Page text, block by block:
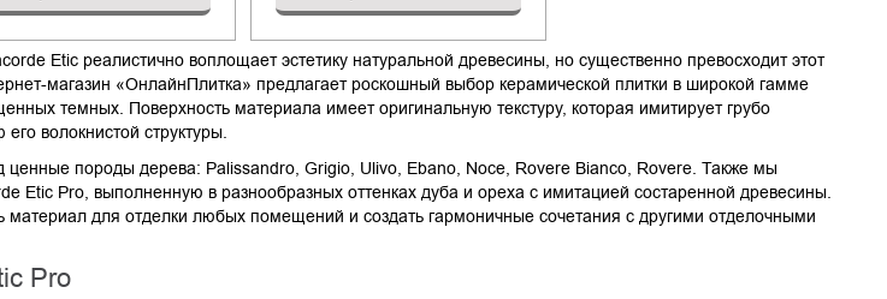
Etic реалистично воплощает эстетику натуральной древесины, но существенно превосходит этот
магазин «ОнлайнПлитка» предлагает роскошный выбор керамической плитки в широкой гамме
темных. Поверхность материала имеет оригинальную текстуру, которая имитирует грубо
волокнистой структуры.
ценные породы дерева: Palissandro, Grigio, Ulivo, Ebano, Noce, Rovere Bianco, Rovere. Также мы
Etic Pro, выполненную в разнообразных оттенках дуба и ореха с имитацией состаренной древесины.
материал для отделки любых помещений и создать гармоничные сочетания с другими отделочными
Pro